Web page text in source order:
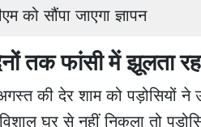
को सौंपा जाएगा ज्ञापन
तक फांसी में झूलता
की देर शाम को पड़ोसियों ने
घर से नहीं निकला तो